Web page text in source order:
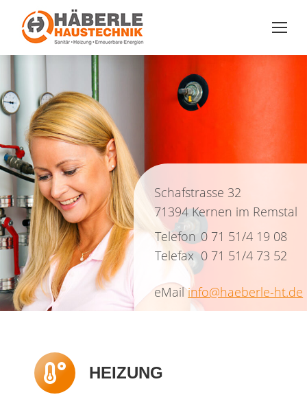
Schafstrasse 32
71394 Kernen im Remstal
Telefon
Telefax
0 71 51/4 19 08
0 71 51/4 73 52
eMailinfo@haeberle-ht.de
HEIZUNG